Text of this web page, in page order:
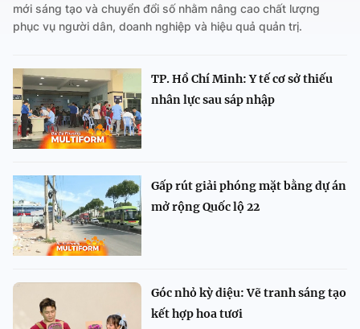
mới sáng tạo và chuyển đổi số nhằm nâng cao chất lượng
phục vụ người dân, doanh nghiệp và hiệu quả quản trị.
TP. Hồ Chí Minh: Y tế cơ sở thiếu
nhân lực sau sáp nhập
Gấp rút giải phóng mặt bằng dự án
mở rộng Quốc lộ 22
Góc nhỏ kỳ diệu: Vẽ tranh sáng tạo
kết hợp hoa tươi